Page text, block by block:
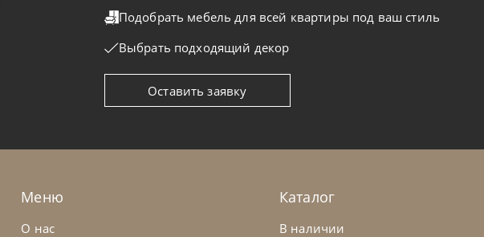
Подобрать мебель для всей квартиры под ваш стиль
Выбрать подходящий декор
Оставить заявку
Меню
О нас
Каталог
В наличии